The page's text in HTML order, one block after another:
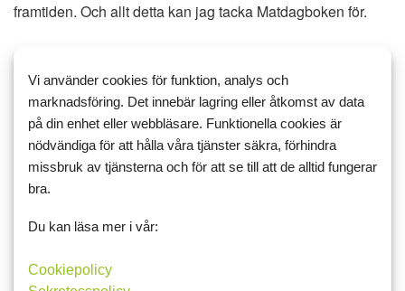
framtiden. Och allt detta kan jag tacka Matdagboken för.
Här kommer mina 3 bästa tips:
1. Testa dig frammed olika sorters maträtter som finns här
på Matdagboken eller på nätet eftersom där finns massor
av tips och recept.
kroppar och fungerar på olika sätt. Inget är varken bra eller
dåligt, huvudsaken är att du hittar din livsstil och din
mathållning. Och framförallt: låt det ta tid. Man måste prova
Vi använder cookies för funktion, analys och
marknadsföring. Det innebär lagring eller åtkomst av data
på din enhet eller webbläsare. Funktionella cookies är
nödvändiga för att hålla våra tjänster säkra, förhindra
missbruk av tjänsterna och för att se till att de alltid fungerar
bra.
Du kan läsa mer i vår:
Cookiepolicy